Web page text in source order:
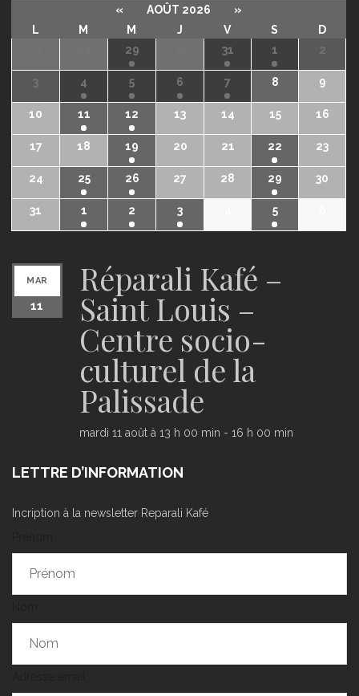
« AOÛT 2026
»
L
M M J V S
D
29 31 1 2
3 4 5 6 7 8 9
10 11 12 13 14 15 16
17 18 19 20 21 22 23
24 25 26 27 28 29 30
31 1 2 3 5
MAR
11
Réparali Kafé –
Saint Louis –
Centre socio-
culturel de la
Palissade
mardi 11 août à 13 h 00 min - 16 h 00 min
LETTRE D’INFORMATION
Incription à la newsletter Reparali Kafé